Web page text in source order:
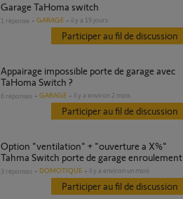
Garage TaHoma switch
1 réponse GARAGE il y a 19 jours
Participer au fil de discussion
appairage impossible porte de garage avec
TaHoma Switch ?
6 réponses GARAGE il y a environ 2 mois
Participer au fil de discussion
Option "ventilation" + "ouverture a X%"
Tahma Switch porte de garage enroulement
3 réponses DOMOTIQUE il y a environ un mois
Participer au fil de discussion